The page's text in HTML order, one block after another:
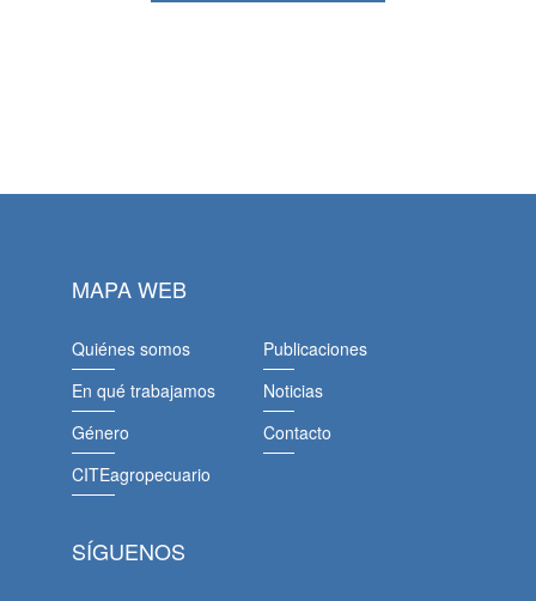
MAPA WEB
Quiénes somos
En qué trabajamos
Género
CITEagropecuario
Publicaciones
Noticias
Contacto
SÍGUENOS